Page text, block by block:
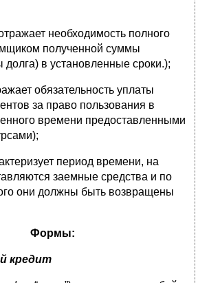
необходимость полного
полученной суммы
в установленные сроки.);
обязательность уплаты
за право пользования в
времени предоставленными
период времени, на
заемные средства и по
они должны быть возвращены
Формы:
кредит